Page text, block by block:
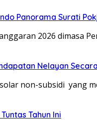
Panorama Surati
2026 dimasa
Nelayan
non-subsidi yang
Tahun Ini